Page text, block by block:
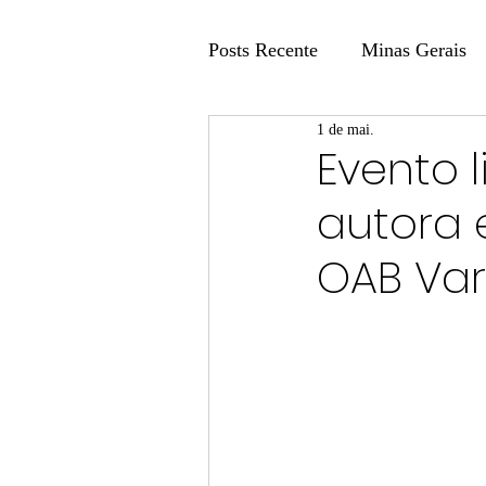
Posts Recente Minas Gerais
Coluna Fatos e Versões
Coluna: Agenda 21
Post
Evento
autora
OAB
1 de mai.